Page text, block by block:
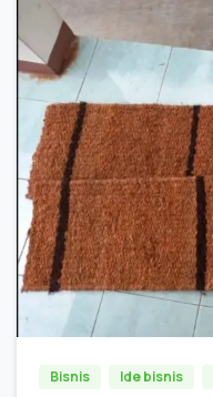
Bisnis Ide bisnis